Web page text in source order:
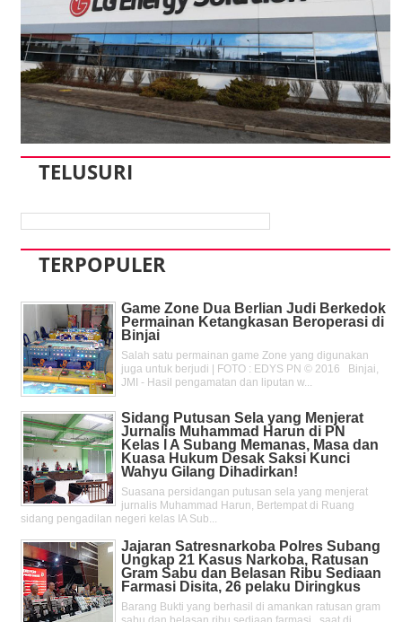
TELUSURI
TERPOPULER
Game Zone Dua Berlian Judi Berkedok
Permainan Ketangkasan Beroperasi di
Binjai
Salah satu permainan game Zone yang digunakan
juga untuk berjudi | FOTO : EDYS PN © 2016 Binjai,
JMI - Hasil pengamatan dan liputan w...
Sidang Putusan Sela yang Menjerat
Jurnalis Muhammad Harun di PN
Kelas l A Subang Memanas, Masa dan
Kuasa Hukum Desak Saksi Kunci
Wahyu Gilang Dihadirkan!
Suasana persidangan putusan sela yang menjerat
jurnalis Muhammad Harun, Bertempat di Ruang
sidang pengadilan negeri kelas IA Sub...
Jajaran Satresnarkoba Polres Subang
Ungkap 21 Kasus Narkoba, Ratusan
Gram Sabu dan Belasan Ribu Sediaan
Farmasi Disita, 26 pelaku Diringkus
Barang Bukti yang berhasil di amankan ratusan gram